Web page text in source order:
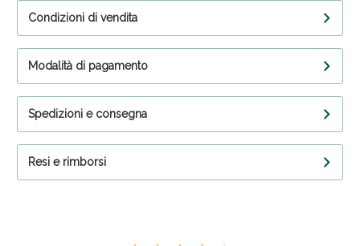
Condizioni di vendita
Modalità di pagamento
Spedizioni e consegna
Resi e rimborsi